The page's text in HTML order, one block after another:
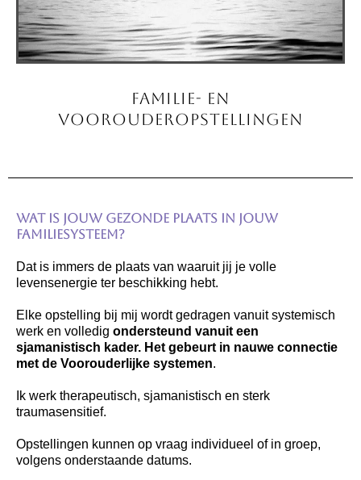
Familie- en
voorouderopstellingen
Wat is jouw gezonde plaats in jouw
familiesysteem?
Dat is immers de plaats van waaruit jij je volle
levensenergie ter beschikking hebt.
Elke opstelling bij mij wordt gedragen vanuit systemisch
werk en volledig ondersteund vanuit een
sjamanistisch kader. Het gebeurt in nauwe connectie
met de Voorouderlijke systemen.
Ik werk therapeutisch, sjamanistisch en sterk
traumasensitief.
Opstellingen kunnen op vraag individueel of in groep,
volgens onderstaande datums.